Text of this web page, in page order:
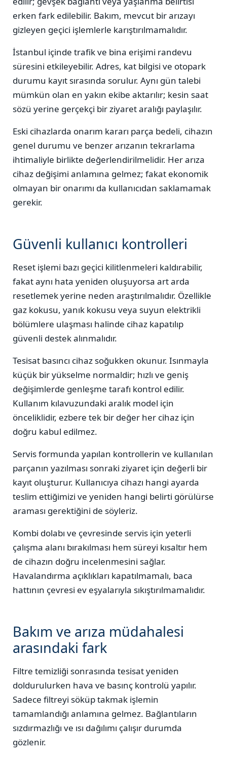
erken fark edilebilir. Bakım, mevcut bir arızayı
gizleyen geçici işlemlerle karıştırılmamalıdır.
İstanbul içinde trafik ve bina erişimi randevu
süresini etkileyebilir. Adres, kat bilgisi ve otopark
durumu kayıt sırasında sorulur. Aynı gün talebi
mümkün olan en yakın ekibe aktarılır; kesin saat
sözü yerine gerçekçi bir ziyaret aralığı paylaşılır.
Eski cihazlarda onarım kararı parça bedeli, cihazın
genel durumu ve benzer arızanın tekrarlama
ihtimaliyle birlikte değerlendirilmelidir. Her arıza
cihaz değişimi anlamına gelmez; fakat ekonomik
olmayan bir onarımı da kullanıcıdan saklamamak
gerekir.
Güvenli kullanıcı kontrolleri
Reset işlemi bazı geçici kilitlenmeleri kaldırabilir,
fakat aynı hata yeniden oluşuyorsa art arda
resetlemek yerine neden araştırılmalıdır. Özellikle
gaz kokusu, yanık kokusu veya suyun elektrikli
bölümlere ulaşması halinde cihaz kapatılıp
güvenli destek alınmalıdır.
Tesisat basıncı cihaz soğukken okunur. Isınmayla
küçük bir yükselme normaldir; hızlı ve geniş
değişimlerde genleşme tarafı kontrol edilir.
Kullanım kılavuzundaki aralık model için
önceliklidir, ezbere tek bir değer her cihaz için
doğru kabul edilmez.
Servis formunda yapılan kontrollerin ve kullanılan
parçanın yazılması sonraki ziyaret için değerli bir
kayıt oluşturur. Kullanıcıya cihazı hangi ayarda
teslim ettiğimizi ve yeniden hangi belirti görülürse
araması gerektiğini de söyleriz.
Kombi dolabı ve çevresinde servis için yeterli
çalışma alanı bırakılması hem süreyi kısaltır hem
de cihazın doğru incelenmesini sağlar.
Havalandırma açıklıkları kapatılmamalı, baca
hattının çevresi ev eşyalarıyla sıkıştırılmamalıdır.
Bakım ve arıza müdahalesi
arasındaki fark
Filtre temizliği sonrasında tesisat yeniden
doldurulurken hava ve basınç kontrolü yapılır.
Sadece filtreyi söküp takmak işlemin
tamamlandığı anlamına gelmez. Bağlantıların
sızdırmazlığı ve ısı dağılımı çalışır durumda
gözlenir.